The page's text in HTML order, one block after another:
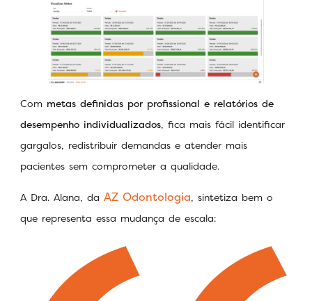
Com metas definidas por profissional e relatórios de
desempenho individualizados, fica mais fácil identificar
gargalos, redistribuir demandas e atender mais
pacientes sem comprometer a qualidade.
A Dra. Alana, da AZ Odontologia, sintetiza bem o
que representa essa mudança de escala: